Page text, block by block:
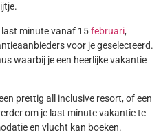
last minute vanaf 15februari,
voor je geselecteerd.
waarbij je een heerlijke vakantie
prettig all inclusive resort, of een
om je last minute vakantie te
en vlucht kan boeken.